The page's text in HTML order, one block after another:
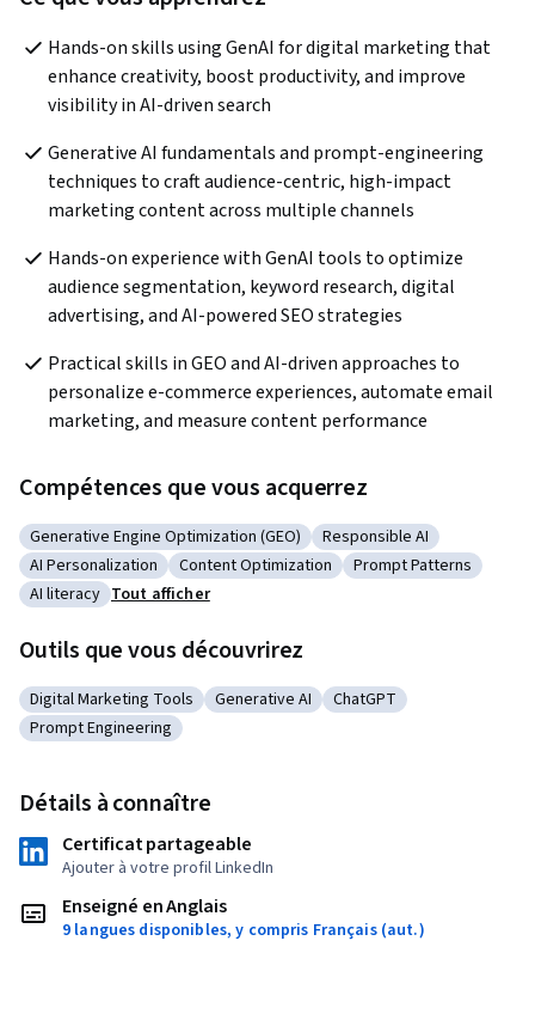
Hands-on skills using GenAI for digital marketing that
enhance creativity, boost productivity, and improve
visibility in AI-driven search
Generative AI fundamentals and prompt-engineering
techniques to craft audience-centric, high-impact
marketing content across multiple channels
Hands-on experience with GenAI tools to optimize
audience segmentation, keyword research, digital
advertising, and AI-powered SEO strategies
Practical skills in GEO and AI-driven approaches to
personalize e-commerce experiences, automate email
marketing, and measure content performance
Compétences que vous acquerrez
Catégorie : Generative Engine Optimization (GEO)
Generative Engine Optimization (GEO) Catégorie : Responsible AI
Responsible AI
Catégorie : AI Personalization
AI Personalization Catégorie : Content Optimization
Content Optimization Catégorie : Prompt
Prompt Patterns
Catégorie : AI literacy
AI literacy Tout afficher
Outils que vous découvrirez
Catégorie : Digital Marketing Tools
Digital Marketing Tools Catégorie : Generative AI
Generative AI Catégorie : ChatGPT
ChatGPT
Catégorie : Prompt Engineering
Prompt Engineering
Détails à connaître
Certificat partageable
Ajouter à votre profil LinkedIn
Enseigné en Anglais
9 langues disponibles, y compris Français (aut.)